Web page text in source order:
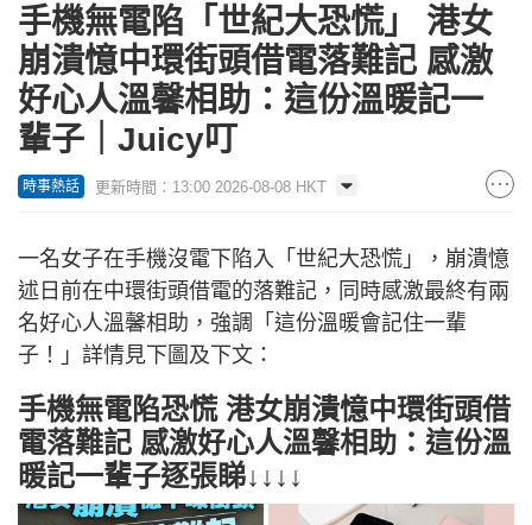
手機無電陷「世紀大恐慌」 港女
崩潰憶中環街頭借電落難記 感激
好心人溫馨相助：這份溫暖記一
輩子｜Juicy叮
時事熱話 更新時間：13:00 2026-08-08 HKT
一名女子在手機沒電下陷入「世紀大恐慌」，崩潰憶
述日前在中環街頭借電的落難記，同時感激最終有兩
名好心人溫馨相助，強調「這份溫暖會記住一輩
子！」詳情見下圖及下文：
手機無電陷恐慌 港女崩潰憶中環街頭借
電落難記 感激好心人溫馨相助：這份溫
暖記一輩子逐張睇↓↓↓↓